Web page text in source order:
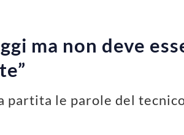
ma non deve
partita le parole del